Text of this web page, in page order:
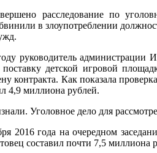
расследование по
в злоупотреблении
руководитель
детской игровой
Как показала
4,9 миллиона рублей.
Уголовное дело для
2016 года на очередном
составил почти 7,5 миллиона